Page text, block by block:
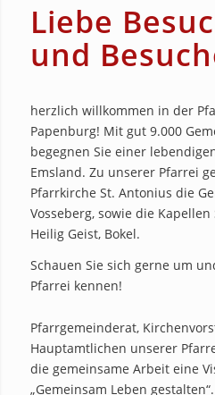
Liebe
und
herzlich willkommen in der
Papenburg! Mit gut 9.000
begegnen Sie einer
Emsland. Zu unserer Pfarrei
Pfarrkirche St. Antonius die
Vosseberg, sowie die
Heilig Geist, Bokel.
Schauen Sie sich gerne um
Pfarrei kennen!
Pfarrgemeinderat,
Hauptamtlichen unserer
die gemeinsame Arbeit eine
„Gemeinsam Leben